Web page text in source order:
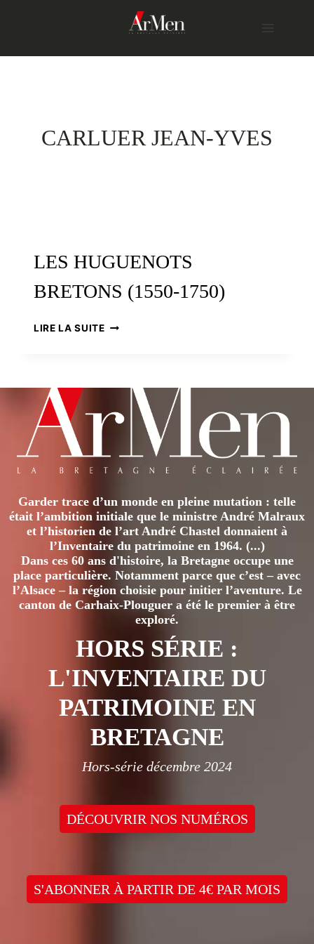
CARLUER JEAN-YVES
LES HUGUENOTS
BRETONS (1550-1750)
LIRE LA SUITELES
Garder trace d’un monde en pleine mutation : telle
était l’ambition initiale que le ministre André Malraux
et l’historien de l’art André Chastel donnaient à
l’Inventaire du patrimoine en 1964. (...)
Dans ces 60 ans d'histoire, la Bretagne occupe une
place particulière. Notamment parce que c’est – avec
l’Alsace – la région choisie pour initier l’aventure. Le
canton de Carhaix-Plouguer a été le premier à être
exploré.
HORS SÉRIE :
L'INVENTAIRE DU
PATRIMOINE EN
BRETAGNE
Hors-série décembre 2024
DÉCOUVRIR NOS NUMÉROS
S'ABONNER À PARTIR DE 4€ PAR MOIS